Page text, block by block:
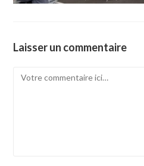
Laisser un commentaire
Comment